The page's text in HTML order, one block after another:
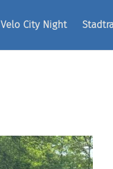
Velo City Night